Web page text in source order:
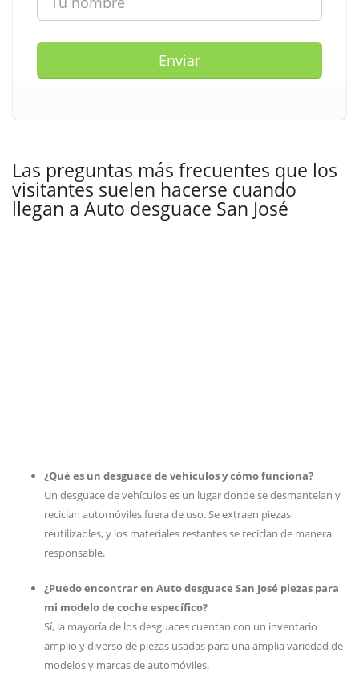
Enviar
Las preguntas más frecuentes que los
visitantes suelen hacerse cuando
llegan a Auto desguace San José
¿Qué es un desguace de vehículos y cómo funciona?
Un desguace de vehículos es un lugar donde se desmantelan y
reciclan automóviles fuera de uso. Se extraen piezas
reutilizables, y los materiales restantes se reciclan de manera
responsable.
¿Puedo encontrar en Auto desguace San José piezas para
mi modelo de coche específico?
Sí, la mayoría de los desguaces cuentan con un inventario
amplio y diverso de piezas usadas para una amplia variedad de
modelos y marcas de automóviles.